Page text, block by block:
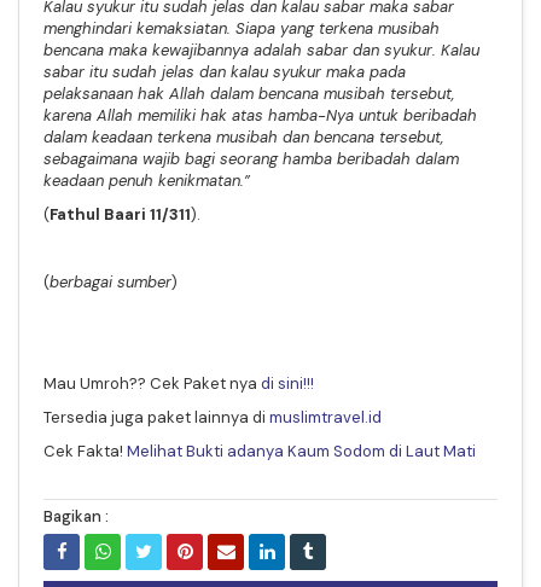
Kalau syukur itu sudah jelas dan kalau sabar maka sabar
menghindari kemaksiatan. Siapa yang terkena musibah
bencana maka kewajibannya adalah sabar dan syukur. Kalau
sabar itu sudah jelas dan kalau syukur maka pada
pelaksanaan hak Allah dalam bencana musibah tersebut,
karena Allah memiliki hak atas hamba-Nya untuk beribadah
dalam keadaan terkena musibah dan bencana tersebut,
sebagaimana wajib bagi seorang hamba beribadah dalam
keadaan penuh kenikmatan.”
(Fathul Baari 11/311).
(berbagai sumber)
Mau Umroh?? Cek Paket nya di sini!!!
Tersedia juga paket lainnya di muslimtravel.id
Cek Fakta! Melihat Bukti adanya Kaum Sodom di Laut Mati
Bagikan :